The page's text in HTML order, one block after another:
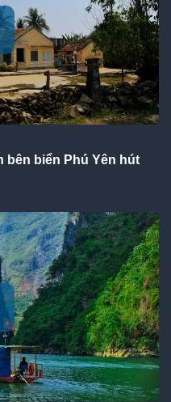
bên biển Phú Yên hút